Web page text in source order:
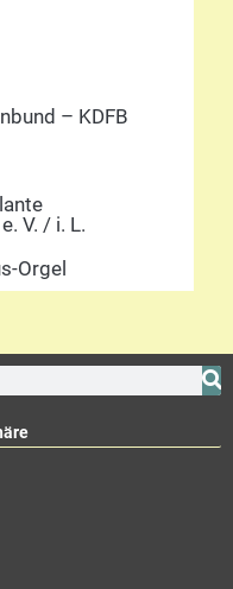
– KDFB
V. / i. L.
Orgel